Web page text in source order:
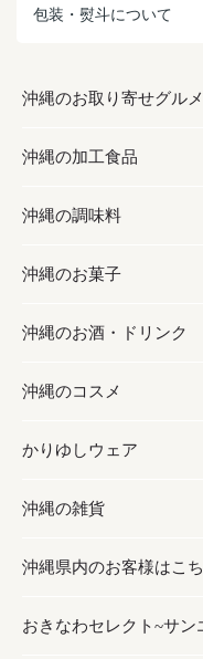
包装・熨斗について
沖縄のお取り寄せグルメ
お取り寄せグルメ
フルーツ・野菜
お肉
海産物
沖縄の加工食品
加工食品
缶詰／パウチ
沖縄料理
沖縄そば／乾麺
レトルト食品
乾物／粉類
沖縄の調味料
調味料
砂糖／黒砂糖
塩
お酢／ドレッシング
しょうゆ
みそ
だし／スパイス／島
沖縄のお菓子
お菓子
黒糖
ちんすこう
伝統菓子
スナック
おつまみ
沖縄のお酒・ドリンク
お酒・ドリンク
泡盛
ビール・チューハイ
ワイン・ウィスキー・
ドリンク
沖縄のコスメ
コスメ
スキンケア
ボディケア
ヘアケア
かりゆしウェア
かりゆしウェア
メンズ
レディース
沖縄の雑貨
雑貨
沖縄ファッション
沖縄県内のお客様はこ
おきなわセレクト~サン